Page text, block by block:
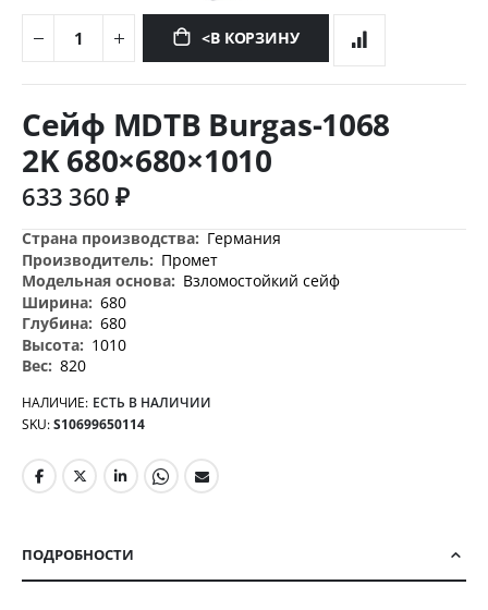
<В КОРЗИНУ
началу
изображений
Сейф MDTB Burgas-1068
2K 680×680×1010
633 360 ₽
Дополнительная
информация
Германия
Промет
Взломостойкий сейф
680
680
1010
820
НАЛИЧИЕ: ЕСТЬ В НАЛИЧИИ
SKU S10699650114
ПОДРОБНОСТИ